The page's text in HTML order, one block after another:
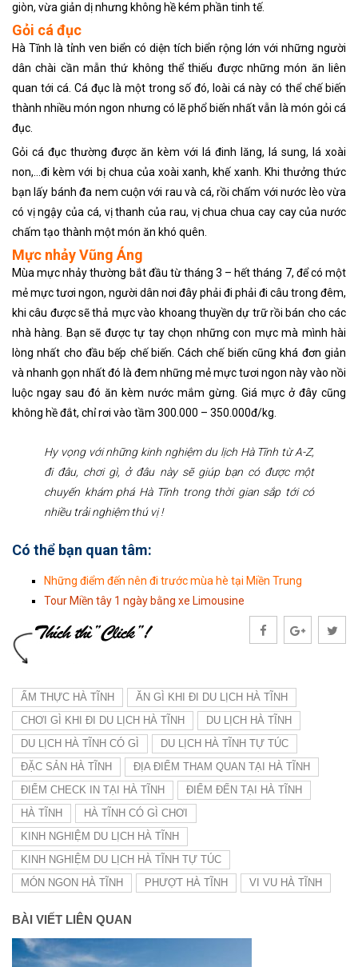
giòn, vừa giản dị nhưng không hề kém phần tinh tế.
Gỏi cá đục
Hà Tĩnh là tỉnh ven biển có diện tích biển rộng lớn với những người
dân chài cần mẫn thứ không thể thiếu được những món ăn liên
quan tới cá. Cá đục là một trong số đó, loài cá này có thể chế biến
thành nhiều món ngon nhưng có lẽ phổ biến nhất vẫn là món gỏi cá
đục.
Gỏi cá đục thường được ăn kèm với lá đinh lăng, lá sung, lá xoài
non,…đi kèm với bị chua của xoài xanh, khế xanh. Khi thưởng thức
bạn lấy bánh đa nem cuộn với rau và cá, rồi chấm với nước lèo vừa
có vị ngậy của cá, vị thanh của rau, vị chua chua cay cay của nước
chấm tạo thành một món ăn khó quên.
Mực nhảy Vũng Áng
Mùa mực nhảy thường bắt đầu từ tháng 3 – hết tháng 7, để có một
mẻ mực tươi ngon, người dân nơi đây phải đi phải đi câu trong đêm,
khi câu được sẽ thả mực vào khoang thuyền dự trữ rồi bán cho các
nhà hàng. Bạn sẽ được tự tay chọn những con mực mà mình hài
lòng nhất cho đầu bếp chế biến. Cách chế biến cũng khá đơn giản
và nhanh gọn nhất đó là đem những mẻ mực tươi ngon này vào nồi
luộc ngay sau đó ăn kèm nước mắm gừng. Giá mực ở đây cũng
không hề đắt, chỉ rơi vào tầm 300.000 – 350.000đ/kg.
Hy vọng với những kinh nghiệm du lịch Hà Tĩnh từ A-Z,
đi đâu, chơi gì, ở đâu này sẽ giúp bạn có được một
chuyến khám phá Hà Tĩnh trong thời gian sắp tới có
nhiều trải nghiệm thú vị !
Có thể bạn quan tâm:
Những điểm đến nên đi trước mùa hè tại Miền Trung
Tour Miền tây 1 ngày bằng xe Limousine
ẨM THỰC HÀ TĨNH
ĂN GÌ KHI ĐI DU LỊCH HÀ TĨNH
CHƠI GÌ KHI ĐI DU LỊCH HÀ TĨNH
DU LỊCH HÀ TĨNH
DU LỊCH HÀ TĨNH CÓ GÌ
DU LỊCH HÀ TĨNH TỰ TÚC
ĐẶC SẢN HÀ TĨNH
ĐỊA ĐIỂM THAM QUAN TẠI HÀ TĨNH
ĐIỂM CHECK IN TẠI HÀ TĨNH
ĐIỂM ĐẾN TẠI HÀ TĨNH
HÀ TĨNH
HÀ TĨNH CÓ GÌ CHƠI
KINH NGHIỆM DU LỊCH HÀ TĨNH
KINH NGHIỆM DU LỊCH HÀ TĨNH TỰ TÚC
MÓN NGON HÀ TĨNH
PHƯỢT HÀ TĨNH VI VU HÀ TĨNH
BÀI VIẾT LIÊN QUAN